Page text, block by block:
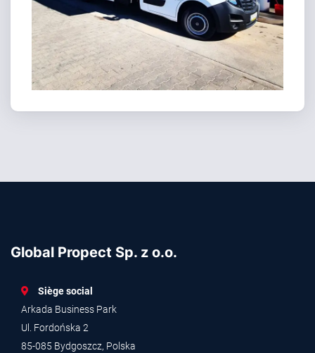
Global Propect Sp. z o.o.
Siège social
Arkada Business Park
Ul. Fordońska 2
85-085 Bydgoszcz, Polska